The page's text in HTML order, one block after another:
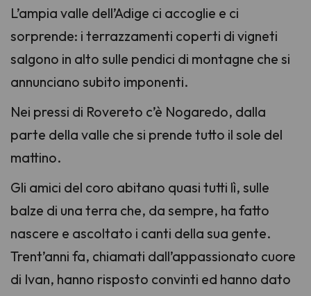
L’ampia valle dell’Adige ci accoglie e ci
sorprende: i terrazzamenti coperti di vigneti
salgono in alto sulle pendici di montagne che si
annunciano subito imponenti.
Nei pressi di Rovereto c’è Nogaredo, dalla
parte della valle che si prende tutto il sole del
mattino.
Gli amici del coro abitano quasi tutti lì, sulle
balze di una terra che, da sempre, ha fatto
nascere e ascoltato i canti della sua gente.
Trent’anni fa, chiamati dall’appassionato cuore
di Ivan, hanno risposto convinti ed hanno dato